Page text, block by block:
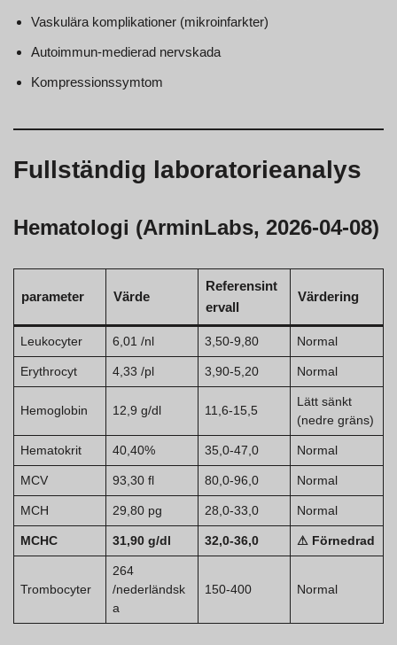
Vaskulära komplikationer (mikroinfarkter)
Autoimmun-medierad nervskada
Kompressionssymtom
Fullständig laboratorieanalys
Hematologi (ArminLabs, 2026-04-08)
parameter Värde
Referensint
ervall
Värdering
Leukocyter 6,01 /nl 3,50-9,80 Normal
Erythrocyt 4,33 /pl 3,90-5,20 Normal
Hemoglobin 12,9 g/dl 11,6-15,5
Lätt sänkt
(nedre gräns)
Hematokrit 40,40% 35,0-47,0 Normal
MCV 93,30 fl 80,0-96,0 Normal
MCH 29,80 pg 28,0-33,0 Normal
MCHC 31,90 g/dl 32,0-36,0 ⚠ Förnedrad
Trombocyter
264
/nederländsk
a
150-400 Normal